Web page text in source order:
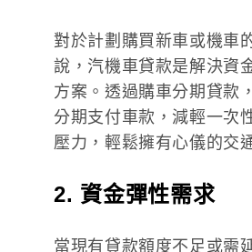
對於計劃購買新車或機車
說，汽機車貸款是解決資
方案。透過購車分期貸款
分期支付車款，減輕一次
壓力，輕鬆擁有心儀的交
2. 資金彈性需求
當現有貸款額度不足或需